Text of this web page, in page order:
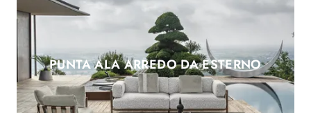
PUNTA ALA ARREDO DA ESTERNO